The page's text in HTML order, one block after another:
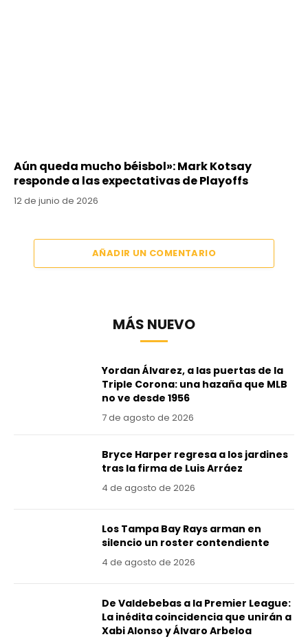
Aún queda mucho béisbol»: Mark Kotsay
responde a las expectativas de Playoffs
12 de junio de 2026
AÑADIR UN COMENTARIO
MÁS NUEVO
Yordan Álvarez, a las puertas de la
Triple Corona: una hazaña que MLB
no ve desde 1956
7 de agosto de 2026
Bryce Harper regresa a los jardines
tras la firma de Luis Arráez
4 de agosto de 2026
Los Tampa Bay Rays arman en
silencio un roster contendiente
4 de agosto de 2026
De Valdebebas a la Premier League:
La inédita coincidencia que unirán a
Xabi Alonso y Álvaro Arbeloa